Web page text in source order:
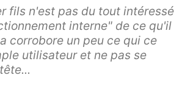
fils n'est pas du tout intéressé
interne" de ce qu'il
corrobore un peu ce qui ce
utilisateur et ne pas se